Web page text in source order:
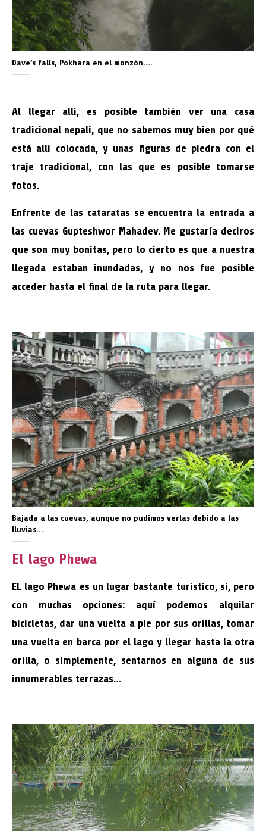
Dave’s falls, Pokhara en el monzón….
Al llegar allí, es posible también ver una casa
tradicional nepali, que no sabemos muy bien por qué
está allí colocada, y unas figuras de piedra con el
traje tradicional, con las que es posible tomarse
fotos.
Enfrente de las cataratas se encuentra la entrada a
las cuevas Gupteshwor Mahadev. Me gustaría deciros
que son muy bonitas, pero lo cierto es que a nuestra
llegada estaban inundadas, y no nos fue posible
acceder hasta el final de la ruta para llegar.
Bajada a las cuevas, aunque no pudimos verlas debido a las
lluvias…
El lago Phewa
EL lago Phewa es un lugar bastante turístico, si, pero
con muchas opciones: aquí podemos alquilar
bicicletas, dar una vuelta a pie por sus orillas, tomar
una vuelta en barca por el lago y llegar hasta la otra
orilla, o simplemente, sentarnos en alguna de sus
innumerables terrazas…